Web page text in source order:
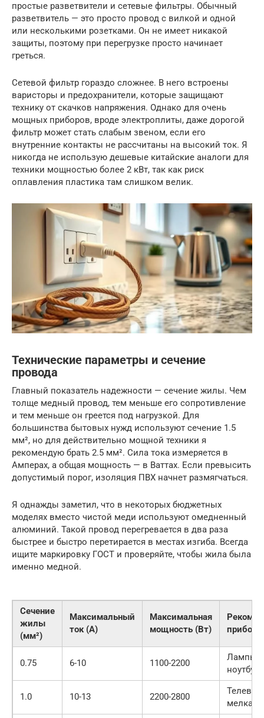
простые разветвители и сетевые фильтры. Обычный
разветвитель — это просто провод с вилкой и одной
или несколькими розетками. Он не имеет никакой
защиты, поэтому при перегрузке просто начинает
греться.
Сетевой фильтр гораздо сложнее. В него встроены
варисторы и предохранители, которые защищают
технику от скачков напряжения. Однако для очень
мощных приборов, вроде электроплиты, даже дорогой
фильтр может стать слабым звеном, если его
внутренние контакты не рассчитаны на высокий ток. Я
никогда не использую дешевые китайские аналоги для
техники мощностью более 2 кВт, так как риск
оплавления пластика там слишком велик.
Технические параметры и сечение
провода
Главный показатель надежности — сечение жилы. Чем
толще медный провод, тем меньше его сопротивление
и тем меньше он греется под нагрузкой. Для
большинства бытовых нужд используют сечение 1.5
мм², но для действительно мощной техники я
рекомендую брать 2.5 мм². Сила тока измеряется в
Амперах, а общая мощность — в Ваттах. Если превысить
допустимый порог, изоляция ПВХ начнет размягчаться.
Я однажды заметил, что в некоторых бюджетных
моделях вместо чистой меди используют омедненный
алюминий. Такой провод перегревается в два раза
быстрее и быстро перетирается в местах изгиба. Всегда
ищите маркировку ГОСТ и проверяйте, чтобы жила была
именно медной.
Сечение
жилы
(мм²)
Максимальный
ток (А)
Максимальная
мощность (Вт)
приборы
0.75 6-10 1100-2200
Лампы,
ноутбуки
1.0 10-13 2200-2800
мелкая